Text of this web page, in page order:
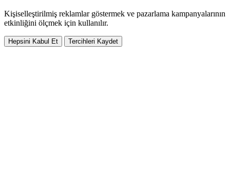
Kişiselleştirilmiş reklamlar göstermek ve pazarlama kampanyalarının
etkinliğini ölçmek için kullanılır.
Hepsini Kabul Et Tercihleri Kaydet